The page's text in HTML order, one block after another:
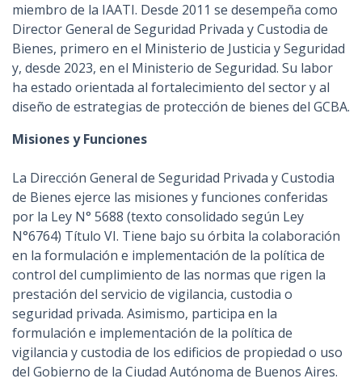
miembro de la IAATI. Desde 2011 se desempeña como
Director General de Seguridad Privada y Custodia de
Bienes, primero en el Ministerio de Justicia y Seguridad
y, desde 2023, en el Ministerio de Seguridad. Su labor
ha estado orientada al fortalecimiento del sector y al
diseño de estrategias de protección de bienes del GCBA.
Misiones y Funciones
La Dirección General de Seguridad Privada y Custodia
de Bienes ejerce las misiones y funciones conferidas
por la Ley N° 5688 (texto consolidado según Ley
N°6764) Título VI. Tiene bajo su órbita la colaboración
en la formulación e implementación de la política de
control del cumplimiento de las normas que rigen la
prestación del servicio de vigilancia, custodia o
seguridad privada. Asimismo, participa en la
formulación e implementación de la política de
vigilancia y custodia de los edificios de propiedad o uso
del Gobierno de la Ciudad Autónoma de Buenos Aires.